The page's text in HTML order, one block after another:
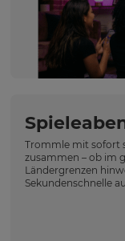
Trommle mit sofort
zusammen – ob im
Ländergrenzen
Sekundenschnelle